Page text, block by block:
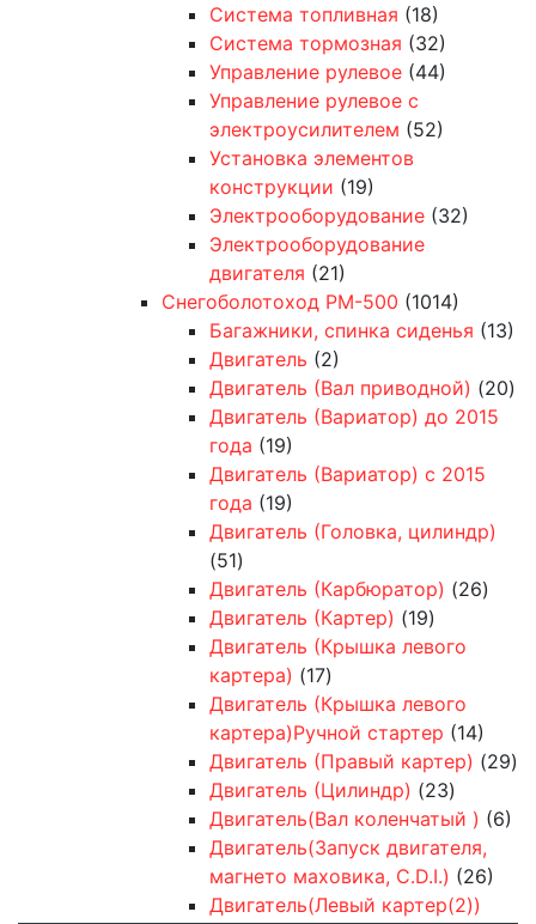
Система топливная (18)
Система тормозная (32)
Управление рулевое (44)
Управление рулевое с
электроусилителем (52)
Установка элементов
конструкции (19)
Электрооборудование (32)
Электрооборудование
двигателя (21)
Снегоболотоход РМ-500 (1014)
Багажники, спинка сиденья (13)
Двигатель (2)
Двигатель (Вал приводной) (20)
Двигатель (Вариатор) до 2015
года (19)
Двигатель (Вариатор) с 2015
года (19)
Двигатель (Головка, цилиндр)
(51)
Двигатель (Карбюратор) (26)
Двигатель (Картер) (19)
Двигатель (Крышка левого
картера) (17)
Двигатель (Крышка левого
картера)Ручной стартер (14)
Двигатель (Правый картер) (29)
Двигатель (Цилиндр) (23)
Двигатель(Вал коленчатый ) (6)
Двигатель(Запуск двигателя,
магнето маховика, C.D.I.) (26)
Двигатель(Левый картер(2))